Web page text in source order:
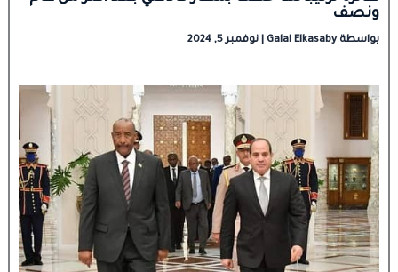
ونصف
بواسطة Galal Elkasaby نوفمبر 5, 2024